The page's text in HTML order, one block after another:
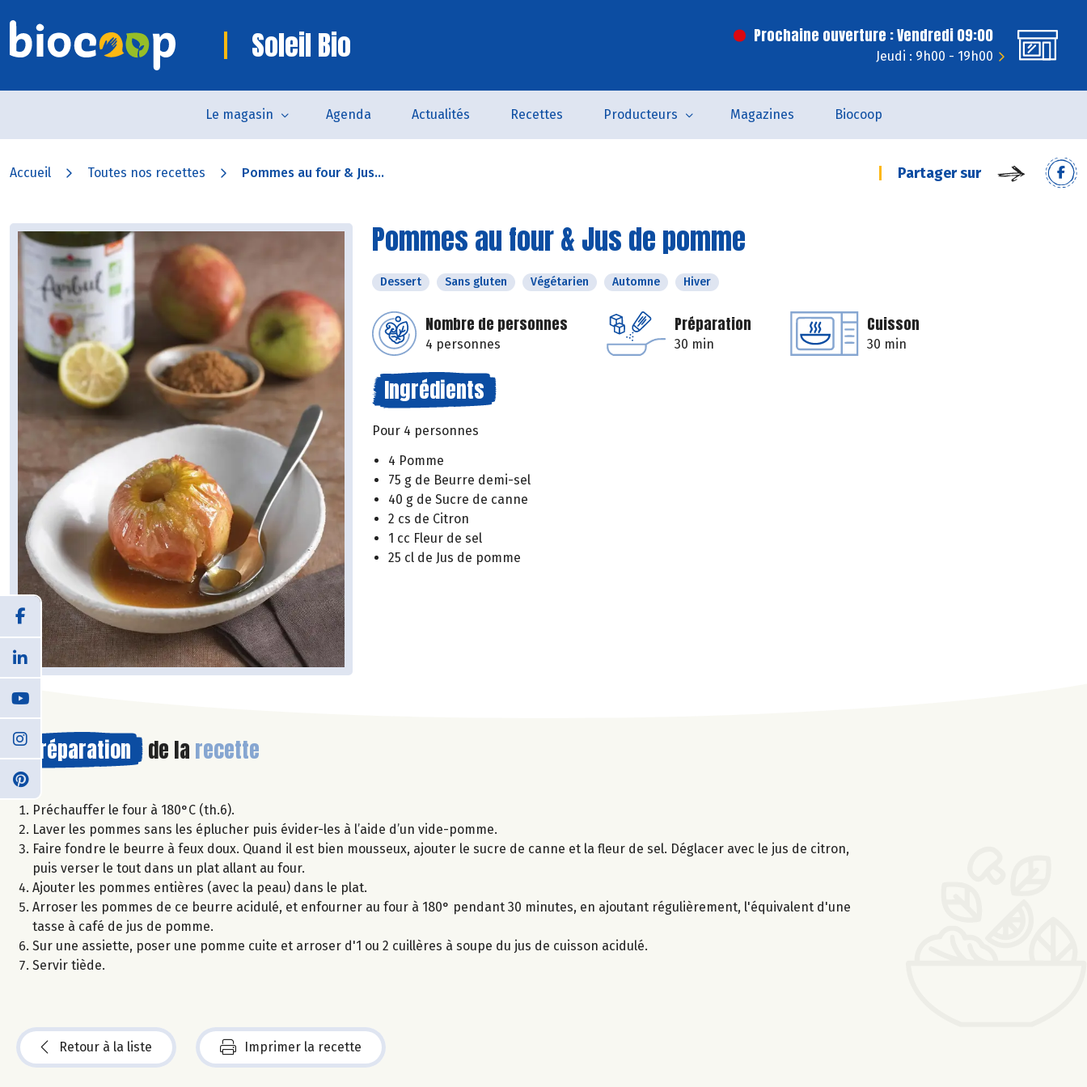
Soleil Bio Prochaine ouverture : Vendredi 09:00
Jeudi : 9h00 - 19h00
Le magasin Agenda Actualités Recettes Producteurs Magazines Biocoop
Accueil Toutes nos recettes Pommes au four & Jus... Partager sur
Pommes au four & Jus de pomme
Dessert Sans gluten Végétarien Automne Hiver
Nombre de personnes
4 personnes
Préparation
30 min
Cuisson
30 min
Ingrédients
Pour 4 personnes
4 Pomme
75 g de Beurre demi-sel
40 g de Sucre de canne
2 cs de Citron
1 cc Fleur de sel
25 cl de Jus de pomme
Préparation de la recette
Préchauffer le four à 180°C (th.6).
Laver les pommes sans les éplucher puis évider-les à l’aide d’un vide-pomme.
Faire fondre le beurre à feux doux. Quand il est bien mousseux, ajouter le sucre de canne et la fleur de sel. Déglacer avec le jus de citron,
puis verser le tout dans un plat allant au four.
Ajouter les pommes entières (avec la peau) dans le plat.
Arroser les pommes de ce beurre acidulé, et enfourner au four à 180° pendant 30 minutes, en ajoutant régulièrement, l'équivalent d'une
tasse à café de jus de pomme.
Sur une assiette, poser une pomme cuite et arroser d'1 ou 2 cuillères à soupe du jus de cuisson acidulé.
Servir tiède.
Retour à la liste Imprimer la recette